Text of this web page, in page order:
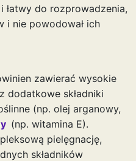
łatwy do rozprowadzenia,
i nie powodował ich
zawierać wysokie
dodatkowe składniki
(np. olej arganowy,
(np. witamina E).
pielęgnację,
składników